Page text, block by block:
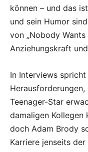
können – und das
und sein Humor
von „Nobody
Anziehungskraft
In Interviews
Teenager-Star
damaligen Kollegen
doch Adam Brody
Karriere jenseits